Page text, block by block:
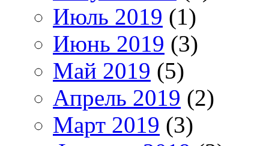
Июль 2019 (1)
Июнь 2019 (3)
Май 2019 (5)
Апрель 2019 (2)
Март 2019 (3)